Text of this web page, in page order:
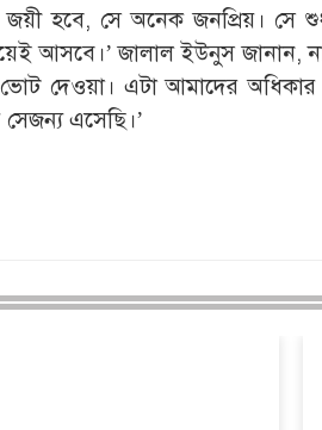
হবে, সে অনেক জনপ্রিয়। সে
আসবে।’ জালাল ইউনুস জানান,
ভোট দেওয়া। এটা আমাদের
এসেছি।’